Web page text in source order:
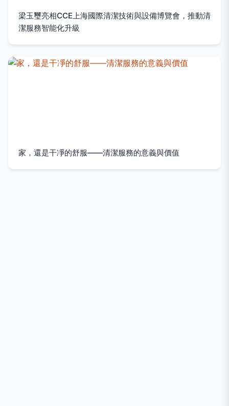
梁玉璽亮相CCE上海國際清潔技術與設備博覽會，推動清
潔服務智能化升級
家，還是干凈的舒服——清潔服務的意義與價值